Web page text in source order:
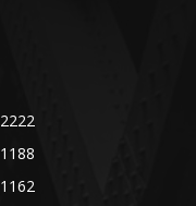
2222
1188
1162